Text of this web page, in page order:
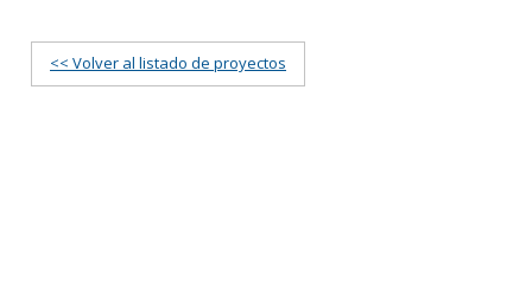
<< Volver al listado de proyectos